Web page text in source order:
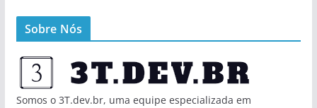
Sobre Nós
Somos o 3T.dev.br, uma equipe especializada em